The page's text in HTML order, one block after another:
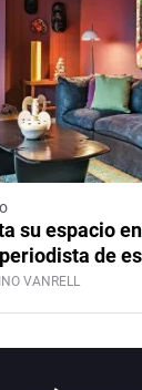
su espacio
de
VANRELL